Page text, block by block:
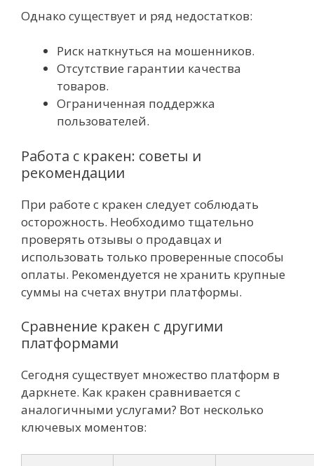
Однако существует и ряд недостатков:
Риск наткнуться на мошенников.
Отсутствие гарантии качества
товаров.
Ограниченная поддержка
пользователей.
Работа с кракен: советы и
рекомендации
При работе с кракен следует соблюдать
осторожность. Необходимо тщательно
проверять отзывы о продавцах и
использовать только проверенные способы
оплаты. Рекомендуется не хранить крупные
суммы на счетах внутри платформы.
Сравнение кракен с другими
платформами
Сегодня существует множество платформ в
даркнете. Как кракен сравнивается с
аналогичными услугами? Вот несколько
ключевых моментов: